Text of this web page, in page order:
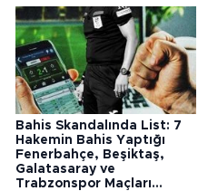
Bahis Skandalında List: 7
Hakemin Bahis Yaptığı
Fenerbahçe, Beşiktaş,
Galatasaray ve
Trabzonspor Maçları...